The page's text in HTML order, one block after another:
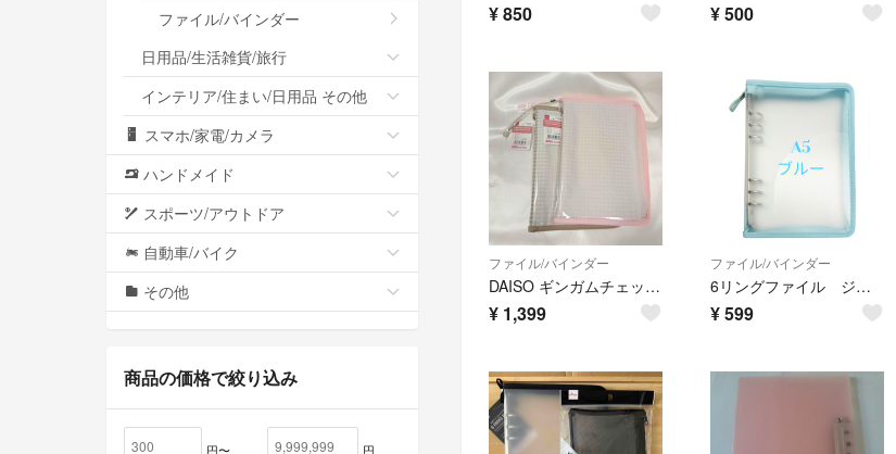
¥850 ¥500
ファイル/バインダー
DAISO ギンガムチェック 6リングバインダー 2個セット（ピンク・ベージュ）
¥ 1,399
ファイル/バインダー
6リングファイル ジッパー付き ブルー 内ポケットストラップ付き
¥599
ファイル/バインダー
日用品/生活雑貨/旅行
インテリア/住まい/日用品 その他
スマホ/家電/カメラ
ハンドメイド
スポーツ/アウトドア
自動車/バイク
その他
商品の価格で絞り込み
円〜 円